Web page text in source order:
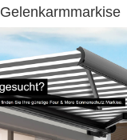
Gelenkarmmarkise